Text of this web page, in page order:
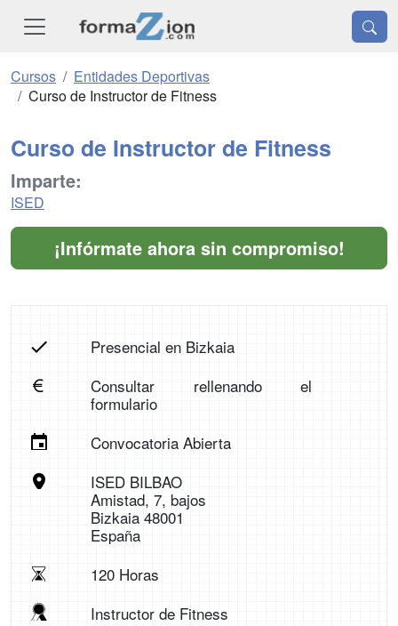
Cursos
Entidades Deportivas
Curso de Instructor de Fitness
Curso de Instructor de Fitness
Imparte:
ISED
¡Infórmate ahora sin compromiso!
Presencial en Bizkaia
Consultar rellenando el
formulario
Convocatoria Abierta
ISED BILBAO
Amistad, 7, bajos
Bizkaia 48001
España
120 Horas
Instructor de Fitness